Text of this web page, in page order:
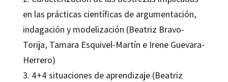
en las prácticas científicas de argumentación,
indagación y modelización (Beatriz Bravo-
Torija, Tamara Esquivel-Martín e Irene Guevara-
Herrero)
3. 4+4 situaciones de aprendizaje (Beatriz